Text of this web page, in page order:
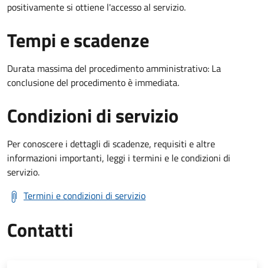
positivamente si ottiene l'accesso al servizio.
Tempi e scadenze
Durata massima del procedimento amministrativo: La
conclusione del procedimento è immediata.
Condizioni di servizio
Per conoscere i dettagli di scadenze, requisiti e altre
informazioni importanti, leggi i termini e le condizioni di
servizio.
Termini e condizioni di servizio
Contatti